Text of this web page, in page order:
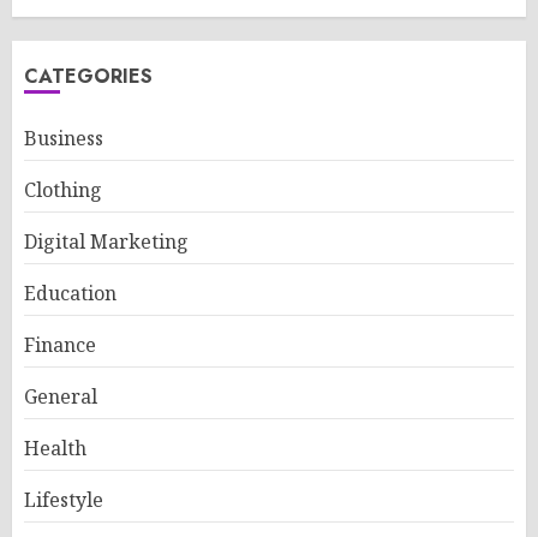
CATEGORIES
Business
Clothing
Digital Marketing
Education
Finance
General
Health
Lifestyle